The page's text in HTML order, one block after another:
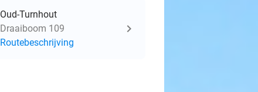
Oud-Turnhout
Draaiboom 109
Routebeschrijving